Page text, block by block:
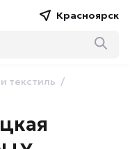
Красноярск
текстиль